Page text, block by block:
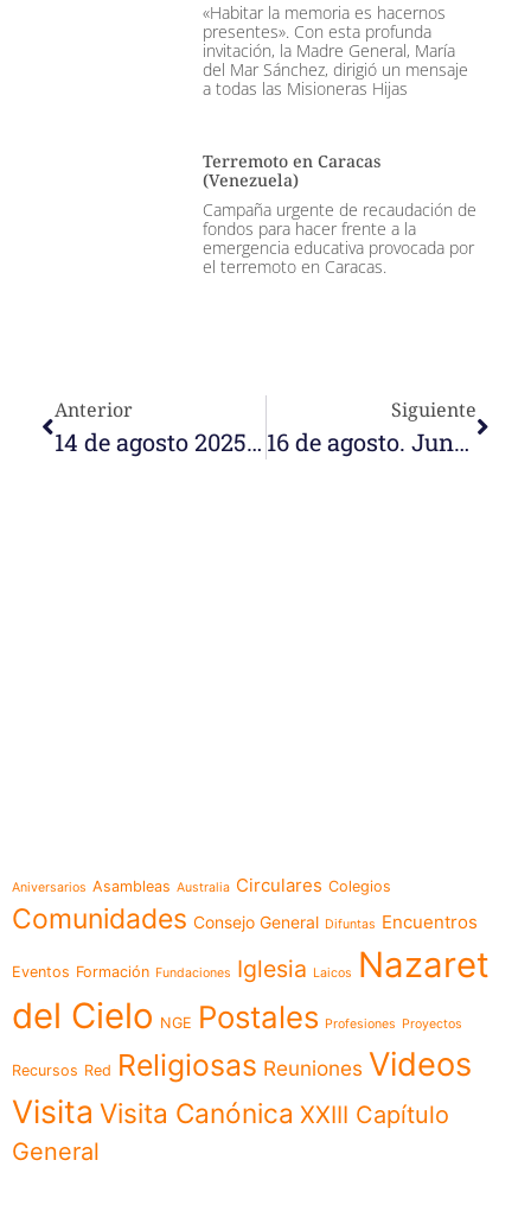
«Habitar la memoria es hacernos
presentes». Con esta profunda
invitación, la Madre General, María
del Mar Sánchez, dirigió un mensaje
a todas las Misioneras Hijas
Terremoto en Caracas
(Venezuela)
Campaña urgente de recaudación de
fondos para hacer frente a la
emergencia educativa provocada por
el terremoto en Caracas.
Anterior
14 de agosto 2025. Bajo el manto de María
Siguiente
16 de agosto. Juntos
Aniversarios Asambleas Australia Circulares Colegios
Comunidades Consejo General Difuntas Encuentros
Eventos Formación Fundaciones Iglesia Laicos
Nazaret
del Cielo NGE Postales Profesiones Proyectos
Recursos Red Religiosas Reuniones Videos
Visita Visita Canónica XXIII Capítulo
General